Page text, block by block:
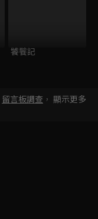
饕餮記
留言板調查 ， 顯示更多